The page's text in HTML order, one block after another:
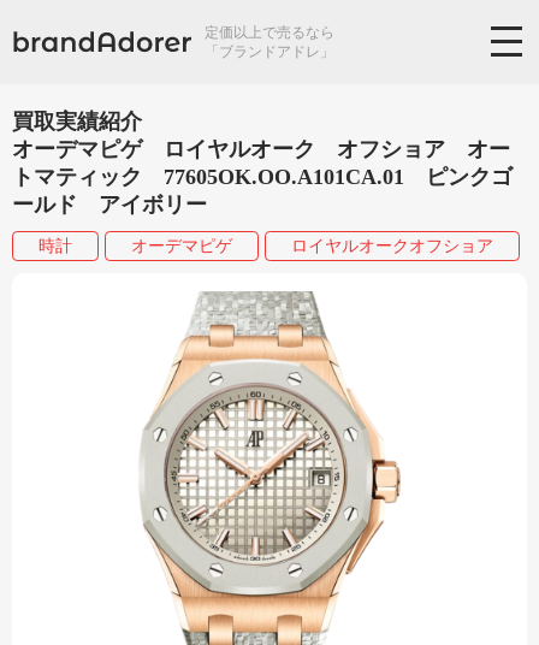
定価以上で売るなら
「ブランドアドレ」
買取実績紹介
オーデマピゲ ロイヤルオーク オフショア オー
トマティック 77605OK.OO.A101CA.01 ピンクゴ
ールド アイボリー
時計 オーデマピゲ ロイヤルオークオフショア